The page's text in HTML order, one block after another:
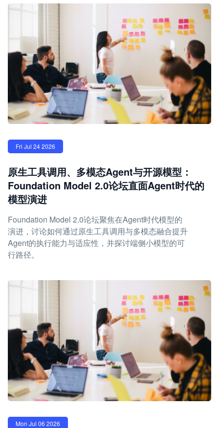
Fri Jul 24 2026
原生工具调用、多模态Agent与开源模型：
Foundation Model 2.0论坛直面Agent时代的
模型演进
Foundation Model 2.0论坛聚焦在Agent时代模型的
演进，讨论如何通过原生工具调用与多模态融合提升
Agent的执行能力与适应性，并探讨端侧小模型的可
行路径。
Mon Jul 06 2026